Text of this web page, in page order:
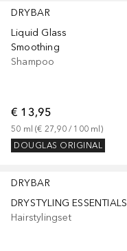
DRYBAR
Liquid Glass
Smoothing
Shampoo
€ 13,95
50 ml (€ 27,90 / 100 ml)
DOUGLAS ORIGINAL
DRYBAR
DRYSTYLING ESSENTIALS
Hairstylingset